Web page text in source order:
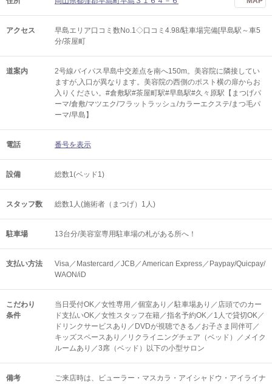
アクセス
早島エリア口コミ数No.1◇口コミ4.98/駐車場完備[早島駅～車5
分/茶屋町
道案内
2号線バイパス早島中交差点を南へ150m。美容院に隣接してい
ますが,入口が異なります。美容院の西側のポスト横の扉からお
入りください。#倉敷駅#茶屋町駅#早島駅#久々原駅【まつげパ
ーマ/倉敷/マツエク/フラットラッシュ/カラーエクステ/まつ毛パ
ーマ/早島】
電話 番号を表示
設備 総数1(ベッド1)
スタッフ数 総数1人(施術者（まつげ）1人)
駐車場 13台分/美容室専用駐車場の札がある所へ！
支払い方法
Visa／Mastercard／JCB／American Express／Paypay/Quicpay/
WAON/iD
こだわり
条件
当日受付OK／女性専用／個室あり／駐車場あり／店頭でのカー
ド支払いOK／女性スタッフ在籍／指名予約OK／1人で貸切OK／
ドリンクサービスあり／DVDが視聴できる／お子さま同伴可／
キッズスペースあり／リクライニングチェア（ベッド）／メイク
ルームあり／3席（ベッド）以下の小型サロン
備考
ご来店時は、ビューラー・マスカラ・アイシャドウ・アイライナ